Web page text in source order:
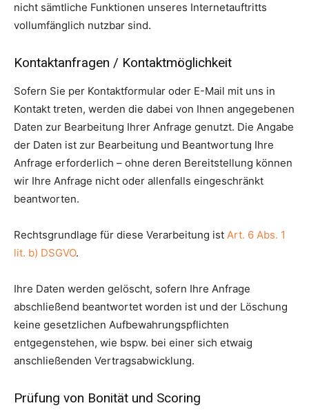
nicht sämtliche Funktionen unseres Internetauftritts
vollumfänglich nutzbar sind.
Kontaktanfragen / Kontaktmöglichkeit
Sofern Sie per Kontaktformular oder E-Mail mit uns in
Kontakt treten, werden die dabei von Ihnen angegebenen
Daten zur Bearbeitung Ihrer Anfrage genutzt. Die Angabe
der Daten ist zur Bearbeitung und Beantwortung Ihre
Anfrage erforderlich – ohne deren Bereitstellung können
wir Ihre Anfrage nicht oder allenfalls eingeschränkt
beantworten.
Rechtsgrundlage für diese Verarbeitung ist Art. 6 Abs. 1
lit. b) DSGVO.
Ihre Daten werden gelöscht, sofern Ihre Anfrage
abschließend beantwortet worden ist und der Löschung
keine gesetzlichen Aufbewahrungspflichten
entgegenstehen, wie bspw. bei einer sich etwaig
anschließenden Vertragsabwicklung.
Prüfung von Bonität und Scoring